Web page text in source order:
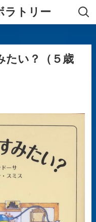
ラトリー
たい？（５歳